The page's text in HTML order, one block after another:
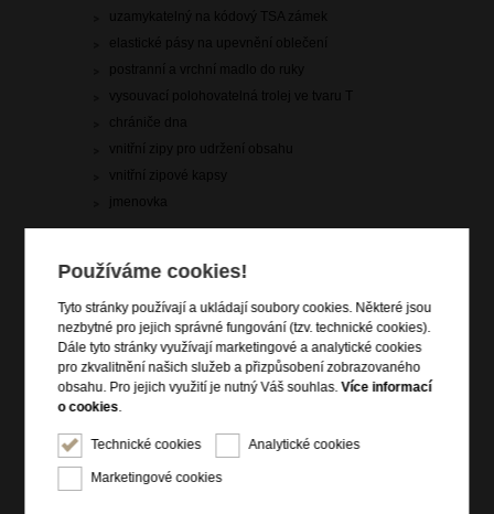
Informace o řadě
Vylepšete si své cestovní vybavení našimi nádhernými kufry
Attrix. Tato kolekce vám přináší pozoruhodnou pevnost, lehkost
a odolnost proti nárazům díky inovativnímu materiálu Roxkin™
použitému na skořepiny. Kufry se dodávají v široké škále
krásných odstínů, od stylové pískové až po zářivou červenou.
Vyrazte stylově s touto kolekcí vyrobenou v Evropě, která je
uzamykatelný na kódový TSA zámek
elastické pásy na upevnění oblečení
postranní a vrchní madlo do ruky
vysouvací polohovatelná trolej ve tvaru T
chrániče dna
vnitřní zipy pro udržení obsahu
vnitřní zipové kapsy
jmenovka
Používáme cookies!
Tyto stránky používají a ukládají soubory cookies. Některé jsou
nezbytné pro jejich správné fungování (tzv. technické cookies).
Dále tyto stránky využívají marketingové a analytické cookies
pro zkvalitnění našich služeb a přizpůsobení zobrazovaného
obsahu. Pro jejich využití je nutný Váš souhlas.Více informací
o cookies
Technické cookies Analytické cookies
Marketingové cookies